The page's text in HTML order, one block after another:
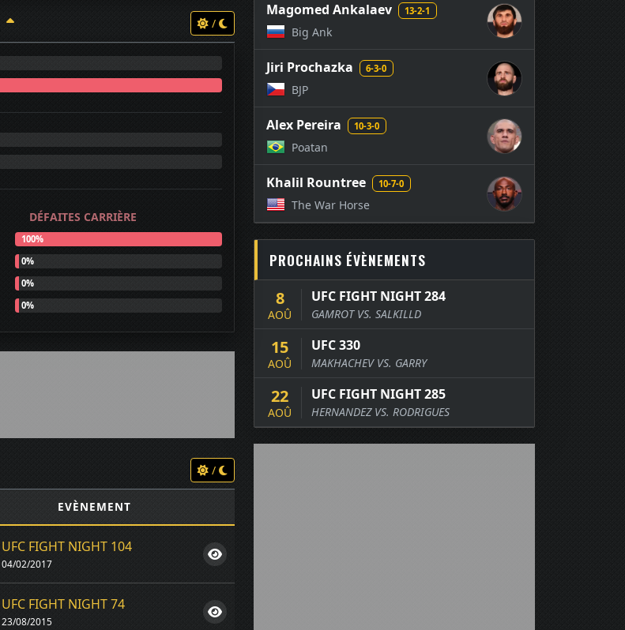
/
DÉFAITES CARRIÈRE
100%
0%
0%
0%
/
EVÈNEMENT
UFC FIGHT NIGHT 104
04/02/2017
UFC FIGHT NIGHT 74
23/08/2015
Magomed Ankalaev 13-2-1
Big Ank
Jiri Prochazka 6-3-0
BJP
Alex Pereira 10-3-0
Poatan
Khalil Rountree 10-7-0
The War Horse
PROCHAINS ÉVÈNEMENTS
8
AOÛ
UFC FIGHT NIGHT 284
GAMROT VS. SALKILLD
15
AOÛ
UFC 330
MAKHACHEV VS. GARRY
22
AOÛ
UFC FIGHT NIGHT 285
HERNANDEZ VS. RODRIGUES